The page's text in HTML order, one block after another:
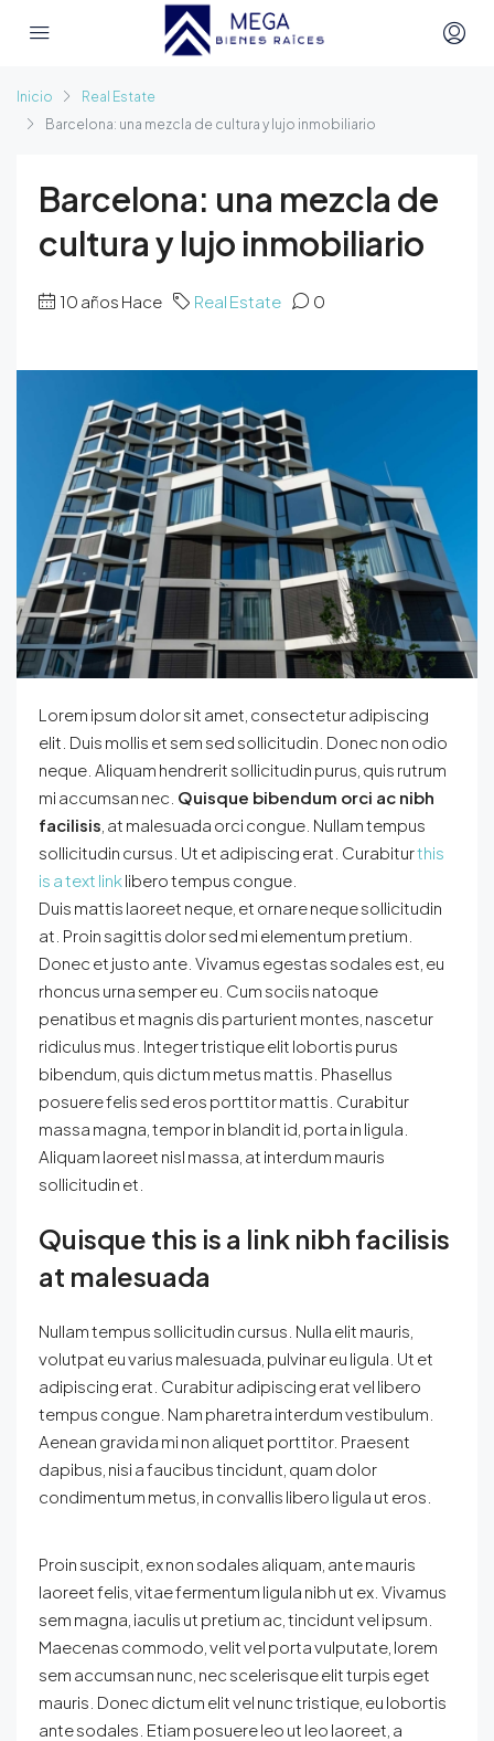
Inicio
Real Estate
Barcelona: una mezcla de cultura y lujo inmobiliario
Barcelona: una mezcla de
cultura y lujo inmobiliario
10 años Hace Real Estate 0
Lorem ipsum dolor sit amet, consectetur adipiscing
elit. Duis mollis et sem sed sollicitudin. Donec non odio
neque. Aliquam hendrerit sollicitudin purus, quis rutrum
mi accumsan nec. Quisque bibendum orci ac nibh
facilisis , at malesuada orci congue. Nullam tempus
sollicitudin cursus. Ut et adipiscing erat. Curabiturthis
is a text link libero tempus congue.
Duis mattis laoreet neque, et ornare neque sollicitudin
at. Proin sagittis dolor sed mi elementum pretium.
Donec et justo ante. Vivamus egestas sodales est, eu
rhoncus urna semper eu. Cum sociis natoque
penatibus et magnis dis parturient montes, nascetur
ridiculus mus. Integer tristique elit lobortis purus
bibendum, quis dictum metus mattis. Phasellus
posuere felis sed eros porttitor mattis. Curabitur
massa magna, tempor in blandit id, porta in ligula.
Aliquam laoreet nisl massa, at interdum mauris
sollicitudin et.
Quisque this is a link nibh facilisis
at malesuada
Nullam tempus sollicitudin cursus. Nulla elit mauris,
volutpat eu varius malesuada, pulvinar eu ligula. Ut et
adipiscing erat. Curabitur adipiscing erat vel libero
tempus congue. Nam pharetra interdum vestibulum.
Aenean gravida mi non aliquet porttitor. Praesent
dapibus, nisi a faucibus tincidunt, quam dolor
condimentum metus, in convallis libero ligula ut eros.
Proin suscipit, ex non sodales aliquam, ante mauris
laoreet felis, vitae fermentum ligula nibh ut ex. Vivamus
sem magna, iaculis ut pretium ac, tincidunt vel ipsum.
Maecenas commodo, velit vel porta vulputate, lorem
sem accumsan nunc, nec scelerisque elit turpis eget
mauris. Donec dictum elit vel nunc tristique, eu lobortis
ante sodales. Etiam posuere leo ut leo laoreet, a